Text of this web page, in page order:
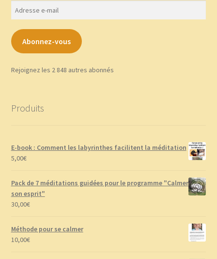
Abonnez-vous
Rejoignez les 2 848 autres abonnés
Produits
E-book : Comment les labyrinthes facilitent la méditation
5,00€
Pack de 7 méditations guidées pour le programme "Calmer
son esprit"
30,00€
Méthode pour se calmer
10,00€